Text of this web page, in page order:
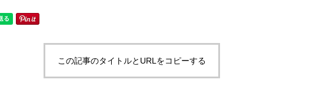
この記事のタイトルとURLをコピーする